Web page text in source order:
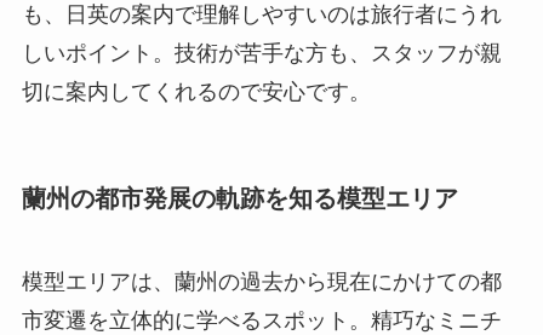
も、日英の案内で理解しやすいのは旅行者にうれ
しいポイント。技術が苦手な方も、スタッフが親
切に案内してくれるので安心です。
蘭州の都市発展の軌跡を知る模型エリア
模型エリアは、蘭州の過去から現在にかけての都
市変遷を立体的に学べるスポット。精巧なミニチ